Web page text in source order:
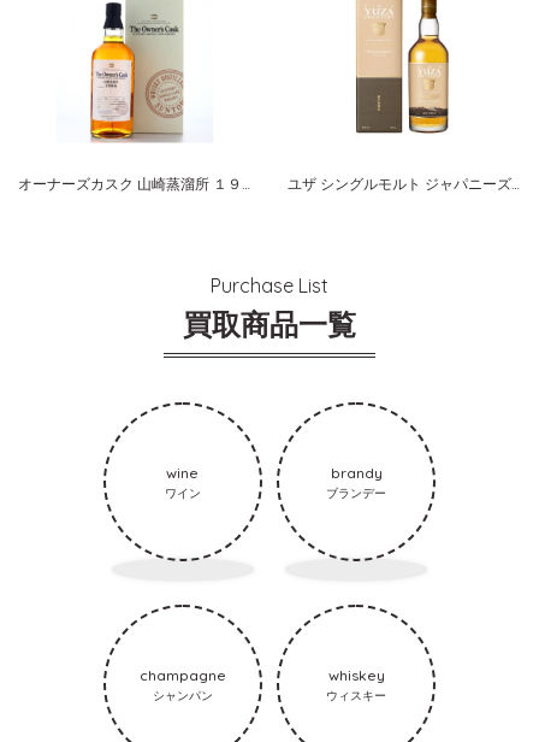
オーナーズカスク 山崎蒸溜所 １９８６-２００７ ミズナラ サントリーシングルカスクウイスキー ユザ シングルモルト ジャパニーズウイスキー セカンドエディション2022
Purchase List
買取商品一覧
wine
ワイン
brandy
ブランデー
champagne
シャンパン
whiskey
ウィスキー